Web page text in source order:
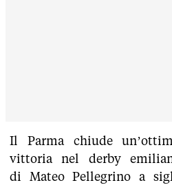
Il Parma chiude
vittoria nel derby
di Mateo Pellegrino a